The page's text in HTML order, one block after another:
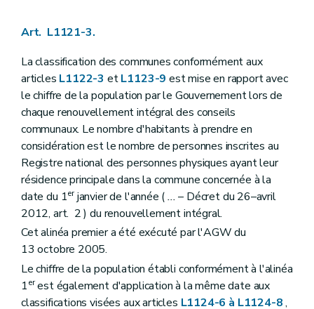
Art.
Art. L1125-9
Art. L1125-10
Art. L1125-11
Art.L1125-12
Chapitre VI Le serment
Art. L1126-1
Art. L1126-2
Art. L1126-3
Art. L1126-4
Art. L1126-5
Titre III Actes des autorités communales
Chapitre premier
Disposition générale
Art. L1131-1
Chapitre II Rédaction des actes
Art. L1132-1
Art. L1132-2
Art. L1132-3
Art. L1132-4
Art. L1132-5
Art. L1121-3.
La classification des communes conformément aux
articles L1122-3 etL1123-9 est mise en rapport avec
le chiffre de la population par le Gouvernement lors de
chaque renouvellement intégral des conseils
communaux. Le nombre d'habitants à prendre en
considération est le nombre de personnes inscrites au
Registre national des personnes physiques ayant leur
résidence principale dans la commune concernée à la
date du 1erjanvier de l'année (...– Décret du 26–avril
2012, art. 2 ) du renouvellement intégral.
Cet alinéa premier a été exécuté par l'AGW du
13 octobre 2005.
Le chiffre de la population établi conformément à l'alinéa
1erest également d'application à la même date aux
classifications visées aux articles L1124-6 à L1124-8,